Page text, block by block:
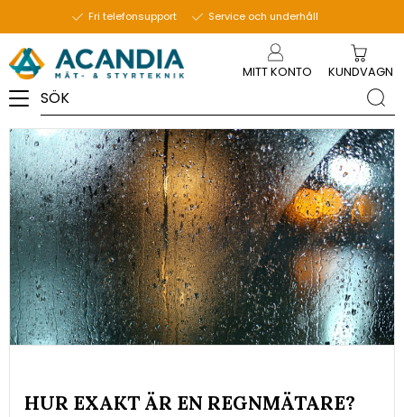
Fri telefonsupport Service och underhåll
MITT KONTO KUNDVAGN
HUR EXAKT ÄR EN REGNMÄTARE?